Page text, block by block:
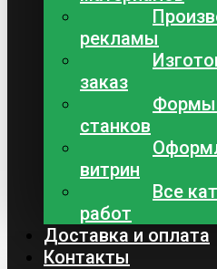
рекламы
заказ
Формы
станков
витрин
Все
работ
Доставка и оплата
Контакты